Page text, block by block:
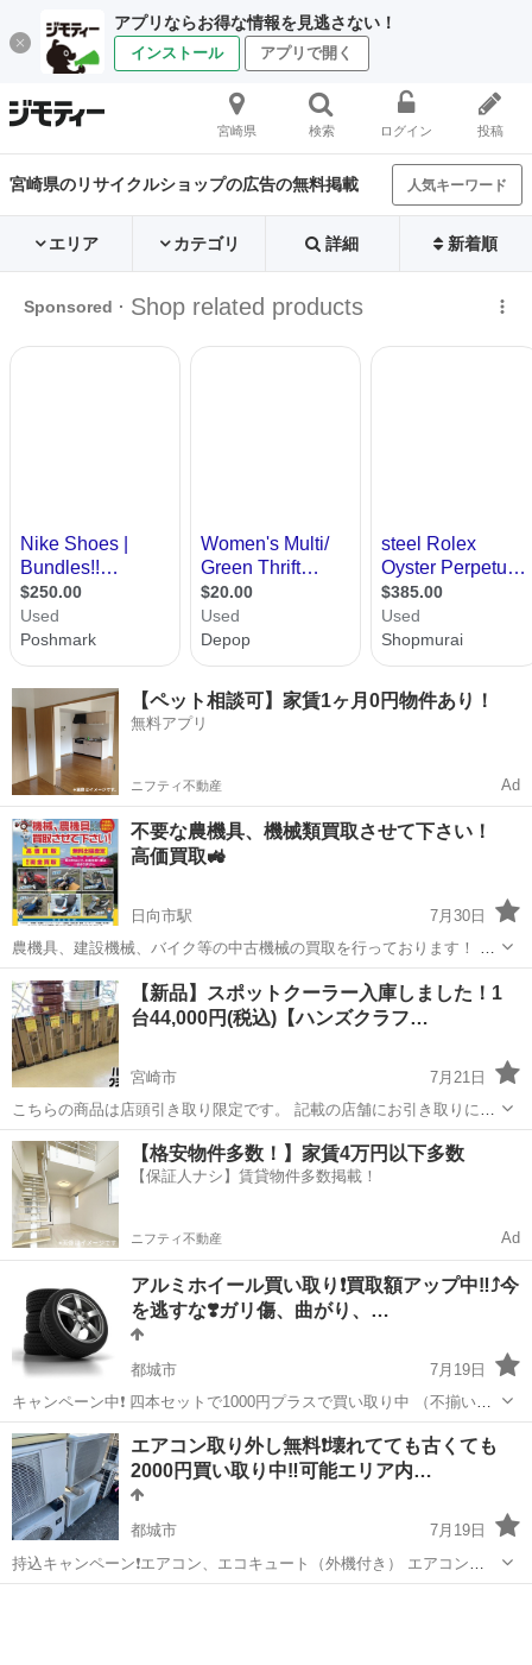
アプリならお得な情報を見逃さない！
インストール アプリで開く
宮崎県 検索 ログイン 投稿
宮崎県のリサイクルショップの広告の無料掲載 人気キーワード
エリア カテゴリ 詳細 新着順
【ペット相談可】家賃1ヶ月0円物件あり！
無料アプリ
ニフティ不動産 Ad
不要な農機具、機械類買取させて下さい！
高価買取🚜
日向市駅
7月30日
農機具、建設機械、バイク等の中古機械の買取を行っております！ 出
張査定無料、即日現金買取、不動でも大丈夫です。 貿易ではなく自社
にて整備を行い国内で再販しますので高価買取いたします。九州一円
対応🚛 取扱品目(一部)...
宮崎 日向市 日向市駅 リサイクルショップ 買取
【新品】スポットクーラー入庫しました！1
台44,000円(税込)【ハンズクラフ…
宮崎市
7月21日
こちらの商品は店頭引き取り限定です。 記載の店舗にお引き取りに来
られる方のみご連絡をお願いいたします。 ◆ハンズクラフト宮崎新名
爪店 〒880-0124宮崎県宮崎市新名爪1438-2 現物確認歓迎！ ...
宮崎 宮崎市 リサイクルショップ ハンズクラフト
【格安物件多数！】家賃4万円以下多数
【保証人ナシ】賃貸物件多数掲載！
ニフティ不動産 Ad
アルミホイール買い取り❗️買取額アップ中‼️⤴️今
を逃すな❣️ガリ傷、曲がり、…
都城市
7月19日
キャンペーン中❗️ 四本セットで1000円プラスで買い取り中 （不揃いで
も大丈夫です） 曲がり、ガリ傷、錆び状態関係なく買い取り致しま
す。 タイヤ付き無し関係ありませんタイヤがツルツルでも大丈夫で
す。 純正、車外どちらも大...
宮崎 都城市 リサイクルショップ アルミホイール
エアコン取り外し無料❗️壊れてても古くても
2000円買い取り中‼️可能エリア内…
都城市
7月19日
持込キャンペーン❗️エアコン、エコキュート（外機付き） エアコン
2500円〜エコキュート4000円〜買い取り中 壊れてても大丈夫です❗️ 全